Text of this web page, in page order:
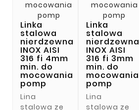
Linka
stalowa
nierdzewna
INOX AISI
316 fi 4mm
min. do
mocowania
pomp
Lina
stalowa ze
Linka
stalowa
nierdzewna
INOX AISI
316 fi 3mm
min. do
mocowania
pomp
Lina
stalowa ze